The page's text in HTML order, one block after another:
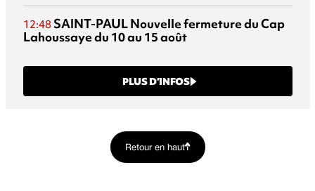
12:48 SAINT-PAULNouvelle fermeture du Cap
Lahoussaye du 10 au 15 août
PLUS D’INFOS
Retour en haut